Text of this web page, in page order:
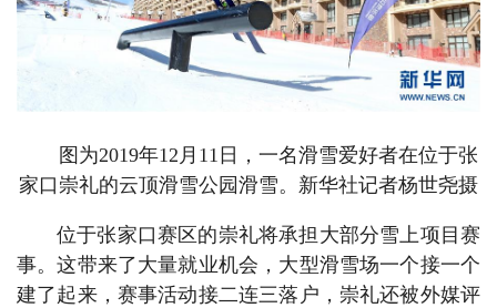
图为2019年12月11日，一名滑雪爱好者在位于张
家口崇礼的云顶滑雪公园滑雪。新华社记者杨世尧摄
位于张家口赛区的崇礼将承担大部分雪上项目赛
事。这带来了大量就业机会，大型滑雪场一个接一个
建了起来，赛事活动接二连三落户，崇礼还被外媒评